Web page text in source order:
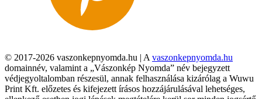
© 2017-2026 vaszonkepnyomda.hu | A vaszonkepnyomda.hu
domainnév, valamint a „Vászonkép Nyomda” név bejegyzett
védjegyoltalomban részesül, annak felhasználása kizárólag a Wuwu
Print Kft. előzetes és kifejezett írásos hozzájárulásával lehetséges,